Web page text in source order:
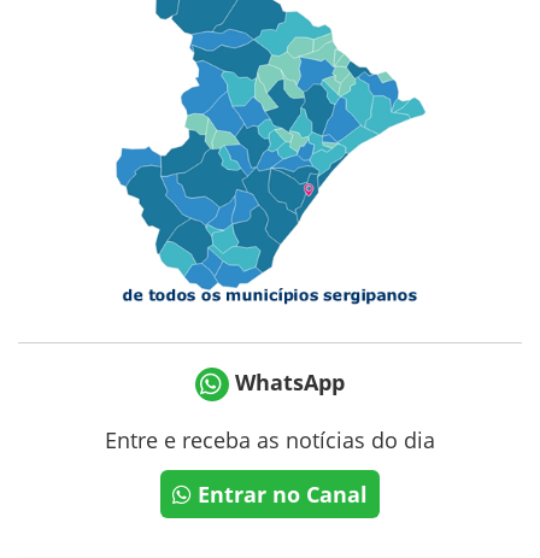
WhatsApp
Entre e receba as notícias do dia
Entrar no Canal